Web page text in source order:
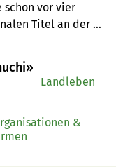
schon vor vier
Titel an der
Beluah von
Auch der Vize-
der Pokal des
Landleben
&